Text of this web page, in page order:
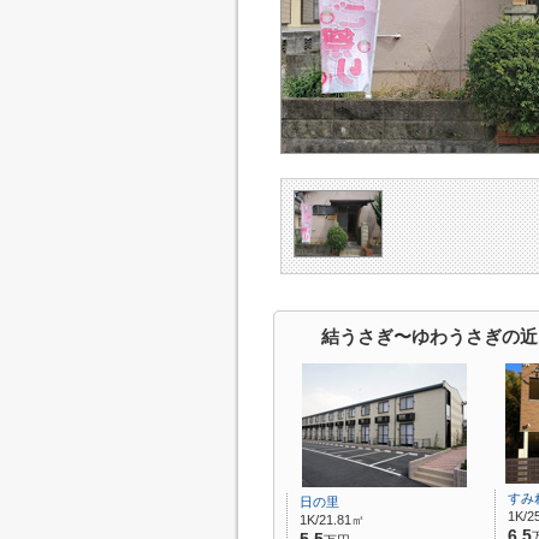
結うさぎ〜ゆわうさぎの
日の里
1K/21.81㎡
すみ
1K/